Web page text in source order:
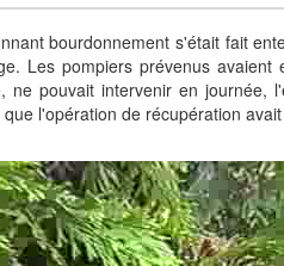
bourdonnement s'était fait
Les pompiers prévenus
ne pouvait intervenir en journée,
l'opération de récupération